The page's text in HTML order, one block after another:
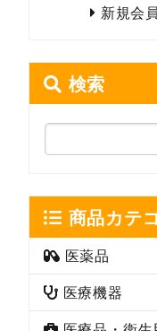
新規会
検索
商品カテ
医薬品
医療機器